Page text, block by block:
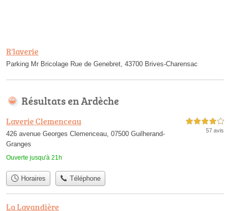
R'laverie
Parking Mr Bricolage Rue de Genebret, 43700 Brives-Charensac
Résultats en Ardèche
Laverie Clemenceau
426 avenue Georges Clemenceau, 07500 Guilherand-
Granges
Ouverte jusqu'à 21h
4,0 étoiles sur 5
57 avis
Horaires Téléphone
La Lavandière